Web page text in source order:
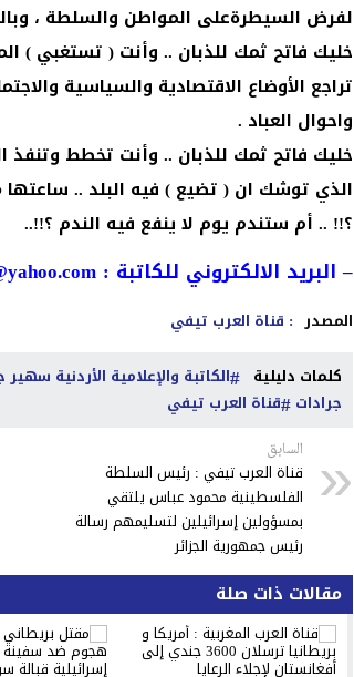
لفرض السيطرةعلى المواطن والسلطة ،
خليك فاتح ثمك للذبان .. وأنت ( تستغبي )
تراجع الأوضاع الاقتصادية والسياسية
واحوال العباد .
خليك فاتح ثمك للذبان .. وأنت تخطط وتنفذ
الذي توشك ان ( تضيع ) فيه البلد ..
؟!! .. أم ستندم يوم لا ينفع فيه الندم ؟!!..
– البريد الالكتروني للكاتبة :
المصدر : قناة العرب تيفي
كلمات دليلية
الكاتبة والإعلامية الأردنية
جرادات قناة العرب تيفي
السابق
قناة العرب تيفي : رئيس السلطة
الفلسطينية محمود عباس يلتقي
بمسؤولين إسرائيلين لتسليمهم رسالة
رئيس جمهورية الجزائر
مقالات ذات صلة